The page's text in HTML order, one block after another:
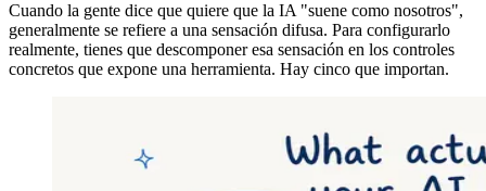
Cuando la gente dice que quiere que la IA "suene como nosotros",
generalmente se refiere a una sensación difusa. Para configurarlo
realmente, tienes que descomponer esa sensación en los controles
concretos que expone una herramienta. Hay cinco que importan.